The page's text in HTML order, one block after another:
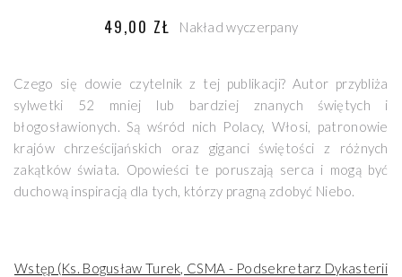
49,00 ZŁ Nakład wyczerpany
Czego się dowie czytelnik z tej publikacji? Autor przybliża
sylwetki 52 mniej lub bardziej znanych świętych i
błogosławionych. Są wśród nich Polacy, Włosi, patronowie
krajów chrześcijańskich oraz giganci świętości z różnych
zakątków świata. Opowieści te poruszają serca i mogą być
duchową inspiracją dla tych, którzy pragną zdobyć Niebo.
Wstęp (Ks. Bogusław Turek, CSMA - Podsekretarz Dykasterii